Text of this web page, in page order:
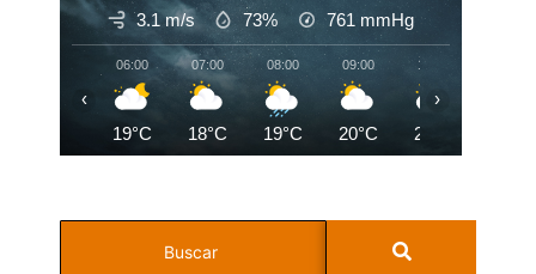
3.1 m/s
73% 761 mmHg
06:00
19°C
07:00
18°C
08:00
19°C
09:00
20°C
10:00
22°C
‹ ›